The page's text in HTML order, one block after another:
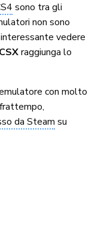
sono tra gli
non sono
vedere
raggiunga lo
con molto
da Steam su